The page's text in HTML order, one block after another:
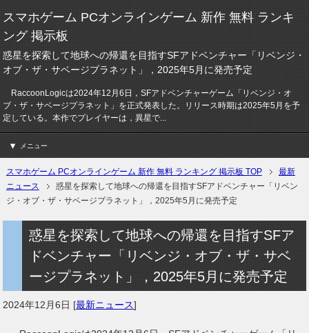
スマホゲーム PCオンラインゲーム 新作 無料 ランキ
ング 掲示板
惑星を探索して地球への帰還を目指すSFアドベンチャー「リベンジ・
オブ・ザ・サベージプラネット」，2025年5月に発売予定
RaccoonLogicは2024年12月6日，SFアドベンチャーゲーム「リベンジ・オ
ブ・ザ・サベージプラネット」を正式発表した。リリース時期は2025年5月を予
定している。本作でプレイヤーは，異星で...
メニュー
スマホゲーム PCオンラインゲーム 新作 無料 ランキング 掲示板 TOP
最新
ニュース
惑星を探索して地球への帰還を目指すSFアドベンチャー「リベン
ジ・オブ・ザ・サベージプラネット」，2025年5月に発売予定
惑星を探索して地球への帰還を目指すSFア
ドベンチャー「リベンジ・オブ・ザ・サベ
ージプラネット」，2025年5月に発売予定
2024年12月6日 [最新ニュース]